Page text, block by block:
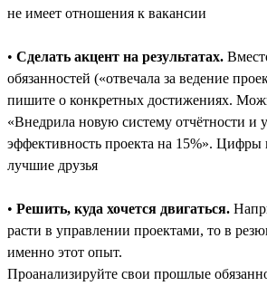
не имеет отношения к вакансии
• Сделать акцент на результатах.
обязанностей («отвечала за ведение
пишите о конкретных достижениях.
«Внедрила новую систему отчётности и
эффективность проекта на 15%».
лучшие друзья
• Решить, куда хочется двигаться.
расти в управлении проектами, то в
именно этот опыт.
Проанализируйте свои прошлые